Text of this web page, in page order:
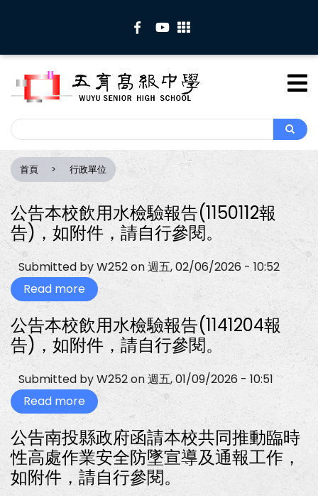
內
Search
Search
導
航
連
結
首頁 行政單位
公告本校飲用水檢驗報告(1150112報
告)，如附件，請自行參閱。
Submitted byW252on週五, 02/06/2026 - 10:52
Read more about
公
本
校
飲
用
檢
驗
告
(1150112
報
告)，
如
附
件，
公告本校飲用水檢驗報告(1141204報
告)，如附件，請自行參閱。
Submitted byW252on週五, 01/09/2026 - 10:51
Read more about
公
告
本
校
飲
用
水
公告南投縣政府函請本校共同推動臨時
性高處作業安全防墜宣導及通報工作，
如附件，請自行參閱。